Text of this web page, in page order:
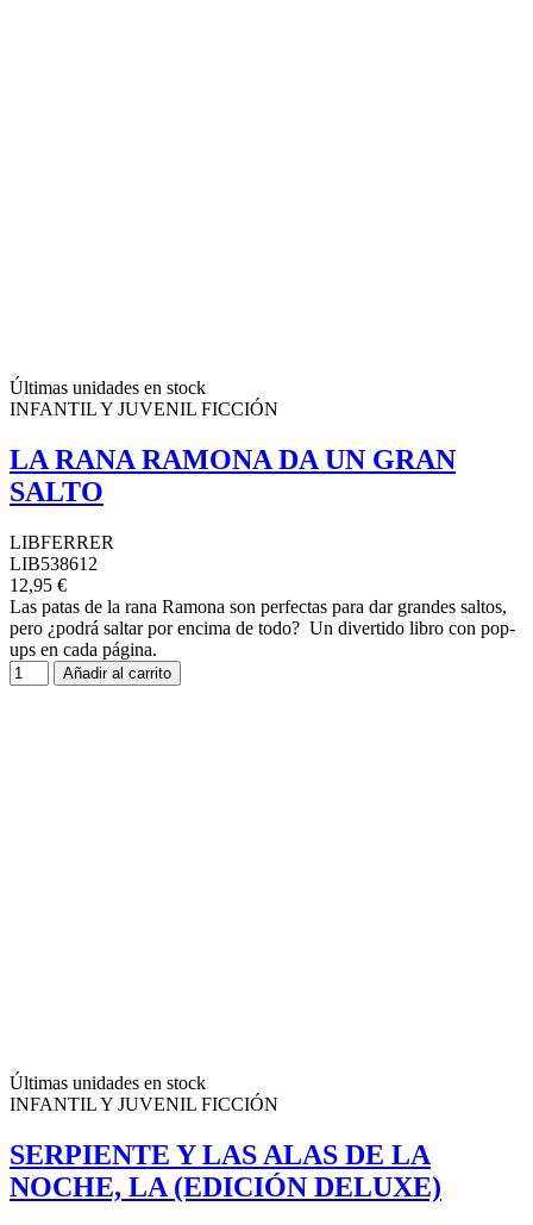
Últimas unidades en stock
INFANTIL Y JUVENIL FICCIÓN
LA RANA RAMONA DA UN GRAN
SALTO
LIBFERRER
LIB538612
12,95 €
Las patas de la rana Ramona son perfectas para dar grandes saltos,
pero ¿podrá saltar por encima de todo? Un divertido libro con pop-
ups en cada página.
Añadir al carrito
Últimas unidades en stock
INFANTIL Y JUVENIL FICCIÓN
SERPIENTE Y LAS ALAS DE LA
NOCHE, LA (EDICIÓN DELUXE)